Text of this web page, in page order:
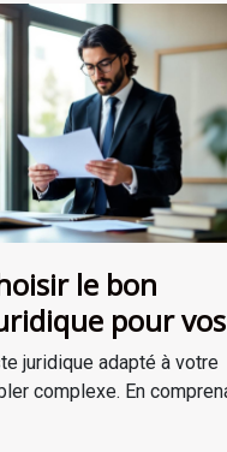
le bon
pour vos
juridique adapté à votre
complexe. En